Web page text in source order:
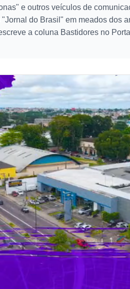
e outros veículos de
do Brasil" em meados dos
a coluna Bastidores no